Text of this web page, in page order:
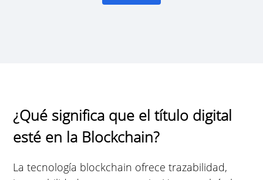
¿Qué significa que el título digital
esté en la Blockchain?
La tecnología blockchain ofrece trazabilidad,